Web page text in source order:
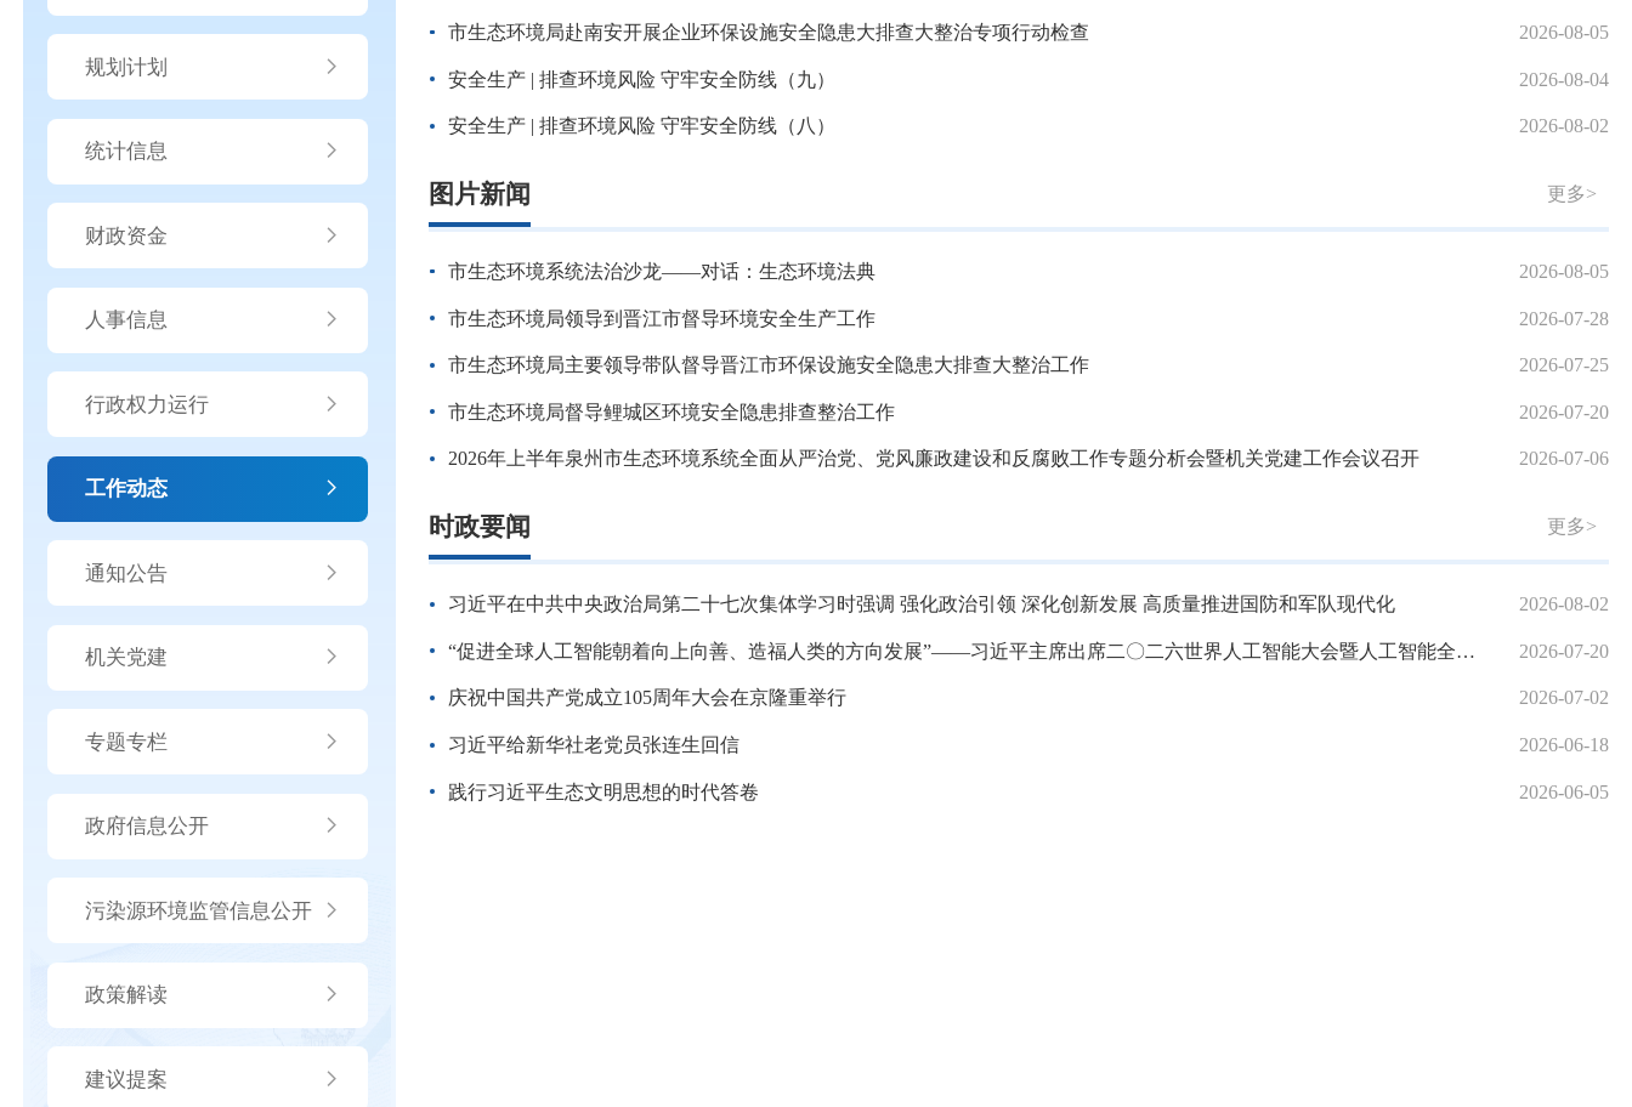
规划计划
统计信息
财政资金
人事信息
行政权力运行
工作动态
通知公告
机关党建
专题专栏
政府信息公开
污染源环境监管信息公开
政策解读
建议提案
2026-08-05
市生态环境局赴南安开展企业环保设施安全隐患大排查大整治专项行动检查
2026-08-04
安全生产 | 排查环境风险 守牢安全防线（九）
2026-08-02
安全生产 | 排查环境风险 守牢安全防线（八）
图片新闻 更多>
2026-08-05
市生态环境系统法治沙龙——对话：生态环境法典
2026-07-28
市生态环境局领导到晋江市督导环境安全生产工作
2026-07-25
市生态环境局主要领导带队督导晋江市环保设施安全隐患大排查大整治工作
2026-07-20
市生态环境局督导鲤城区环境安全隐患排查整治工作
2026-07-06
2026年上半年泉州市生态环境系统全面从严治党、党风廉政建设和反腐败工作专题分析会暨机关党建工作会议召开
时政要闻 更多>
2026-08-02
习近平在中共中央政治局第二十七次集体学习时强调 强化政治引领 深化创新发展 高质量推进国防和军队现代化
2026-07-20
“促进全球人工智能朝着向上向善、造福人类的方向发展”——习近平主席出席二〇二六世界人工智能大会暨人工智能全球治理高级别会议系列活动纪实
2026-07-02
庆祝中国共产党成立105周年大会在京隆重举行
2026-06-18
习近平给新华社老党员张连生回信
2026-06-05
践行习近平生态文明思想的时代答卷